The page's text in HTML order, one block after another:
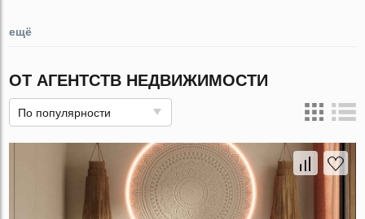
ещё
ОТ АГЕНТСТВ НЕДВИЖИМОСТИ
По популярности